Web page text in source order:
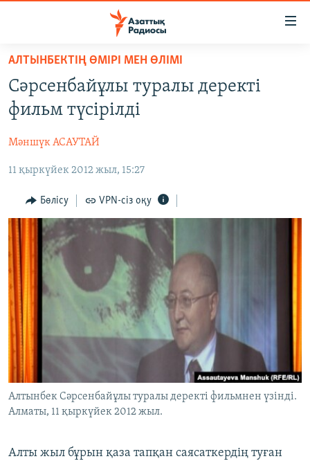
Skip
main
content
Skip
to
Navigation
Search
ЖАҢАЛЫҚТАР
САЯСАТ
AZATTYQTV
ҚАҢТАР ОҚИҒАСЫ
АДАМ ҚҰҚЫҚТАРЫ
ӘЛЕУМЕТ
ӘЛЕМ
АРНАЙЫ ЖОБАЛАР
Русский
ЖАЗЫЛЫҢЫЗ
Басқа тілдерде
АЛТЫНБЕКТІҢ ӨМІРІ МЕН ӨЛІМІ
Сәрсенбайұлы туралы деректі
фильм түсірілді
Мәншүк АСАУТАЙ
11 қыркүйек 2012 жыл, 15:27
Бөлісу VPN-сіз оқу
Алтынбек Сәрсенбайұлы туралы деректі фильмнен үзінді.
Алматы, 11 қыркүйек 2012 жыл.
Алты жыл бұрын қаза тапқан саясаткердің туған